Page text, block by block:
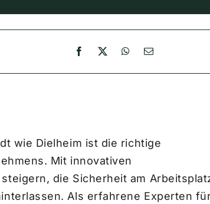
wie Dielheim ist die richtige
Mit innovativen
die Sicherheit am
Als erfahrene Experten